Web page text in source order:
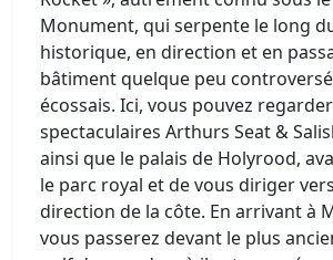
Monument, qui serpente le long
historique, en direction et en
bâtiment quelque peu
écossais. Ici, vous pouvez
spectaculaires Arthurs Seat &
ainsi que le palais de Holyrood,
le parc royal et de vous diriger vers
direction de la côte. En arrivant à
vous passerez devant le plus